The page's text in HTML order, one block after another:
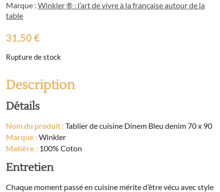
Marque : Winkler ® : l’art de vivre à la française autour de la
table
31,50 €
Rupture de stock
Description
Détails
Nom du produit :Tablier de cuisine Dinem Bleu denim 70 x 90
Marque :Winkler
Matière : 100% Coton
Entretien
Chaque moment passé en cuisine mérite d’être vécu avec style